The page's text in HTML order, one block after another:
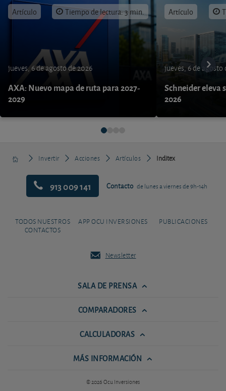
Artículo Tiempo de lectura: 3 min.
jueves, 6 de agosto de 2026
AXA: Nuevo mapa de ruta para 2027-
2029
Artículo
jueves, 6 de agosto
Schneider eleva
2026
Invertir Acciones Artículos Inditex
913 009 141 Contacto de lunes a viernes de 9h-14h
TODOS NUESTROS
CONTACTOS
APP OCU INVERSIONES PUBLICACIONES
Newsletter
SALA DE PRENSA
COMPARADORES
CALCULADORAS
MÁS INFORMACIÓN
© 2026 Ocu Inversiones